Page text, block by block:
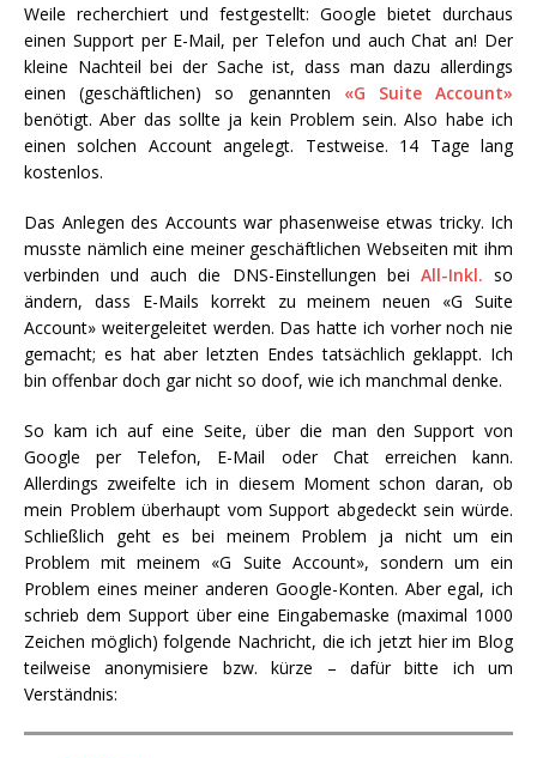
Weile recherchiert und festgestellt: Google bietet durchaus
einen Support per E-Mail, per Telefon und auch Chat an! Der
kleine Nachteil bei der Sache ist, dass man dazu allerdings
einen (geschäftlichen) so genannten «G Suite Account»
benötigt. Aber das sollte ja kein Problem sein. Also habe ich
einen solchen Account angelegt. Testweise. 14 Tage lang
kostenlos.
Das Anlegen des Accounts war phasenweise etwas tricky. Ich
musste nämlich eine meiner geschäftlichen Webseiten mit ihm
verbinden und auch die DNS-Einstellungen bei All-Inkl. so
ändern, dass E-Mails korrekt zu meinem neuen «G Suite
Account» weitergeleitet werden. Das hatte ich vorher noch nie
gemacht; es hat aber letzten Endes tatsächlich geklappt. Ich
bin offenbar doch gar nicht so doof, wie ich manchmal denke.
So kam ich auf eine Seite, über die man den Support von
Google per Telefon, E-Mail oder Chat erreichen kann.
Allerdings zweifelte ich in diesem Moment schon daran, ob
mein Problem überhaupt vom Support abgedeckt sein würde.
Schließlich geht es bei meinem Problem ja nicht um ein
Problem mit meinem «G Suite Account», sondern um ein
Problem eines meiner anderen Google-Konten. Aber egal, ich
schrieb dem Support über eine Eingabemaske (maximal 1000
Zeichen möglich) folgende Nachricht, die ich jetzt hier im Blog
teilweise anonymisiere bzw. kürze – dafür bitte ich um
Verständnis: